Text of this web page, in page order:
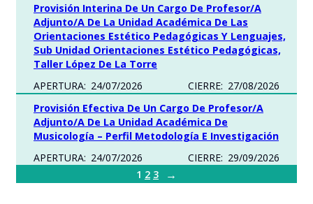
Provisión Interina De Un Cargo De Profesor/a
Adjunto/a De La Unidad Académica De Las
Orientaciones Estético Pedagógicas Y Lenguajes,
Sub Unidad Orientaciones Estético Pedagógicas,
Taller López De La Torre
APERTURA: 24/07/2026 CIERRE: 27/08/2026
Provisión Efectiva De Un Cargo De Profesor/a
Adjunto/a De La Unidad Académica De
Musicología – Perfil Metodología E Investigación
APERTURA: 24/07/2026 CIERRE: 29/09/2026
1 2 3 →